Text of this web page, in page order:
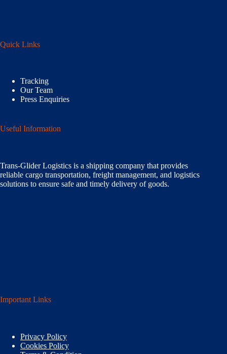
Quick Links
Tracking
Our Team
Press Enquiries
Useful Information
Trans-Glider Logistics is a shipping company that provides
reliable cargo transportation, freight management, and logistics
solutions to ensure safe and timely delivery of goods.
Important Links
Privacy Policy
Cookies Policy